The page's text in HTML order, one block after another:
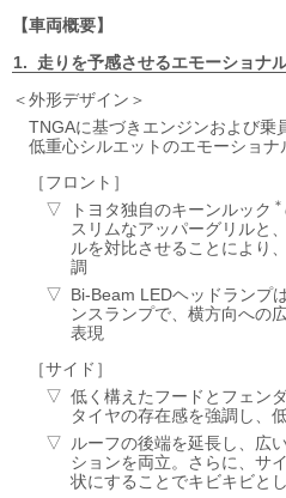
車両概要
走りを予感させるエモーショナ
外形デザイン
TNGAに基づきエンジンおよび乗
低重心シルエットのエモーショ
フロント
トヨタ独自のキーンルック ＊
スリムなアッパーグリルと
ルを対比させることにより
調
Bi-Beam LEDヘッドランプ
ンスランプで、横方向への
表現
サイド
低く構えたフードとフェン
タイヤの存在感を強調し、
ルーフの後端を延長し、広
ションを両立。さらに、サ
状にすることでキビキビと